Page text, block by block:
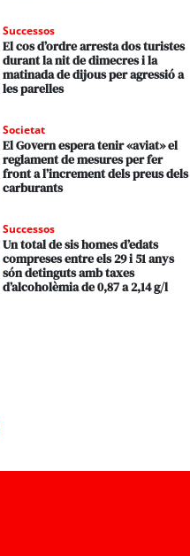
Successos
El cos d’ordre arresta dos turistes
durant la nit de dimecres i la
matinada de dijous per agressió a
les parelles
Societat
El Govern espera tenir «aviat» el
reglament de mesures per fer
front a l’increment dels preus dels
carburants
Successos
Un total de sis homes d’edats
compreses entre els 29 i 51 anys
són detinguts amb taxes
d’alcoholèmia de 0,87 a 2,14 g/l